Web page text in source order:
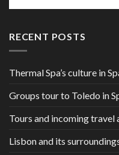
RECENT POSTS
Thermal Spa’s culture in
Groups tour to Toledo in
Tours and incoming travel
Lisbon and its